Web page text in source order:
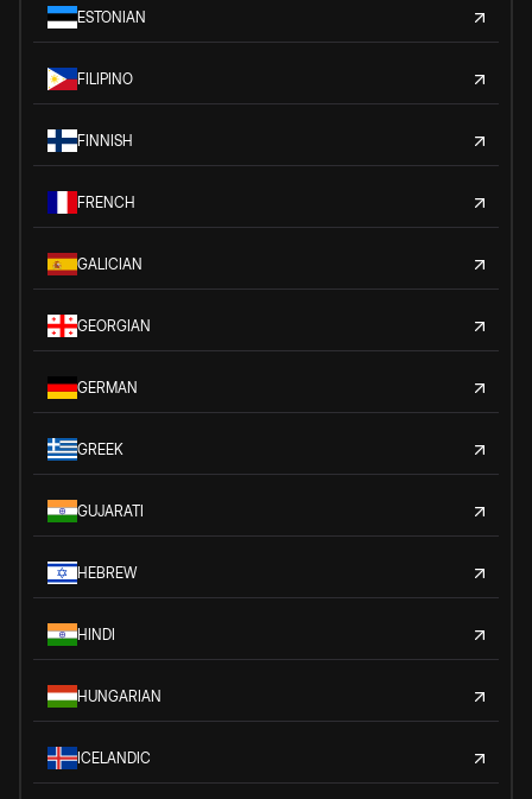
ESTONIAN
FILIPINO
FINNISH
FRENCH
GALICIAN
GEORGIAN
GERMAN
GREEK
GUJARATI
HEBREW
HINDI
HUNGARIAN
ICELANDIC